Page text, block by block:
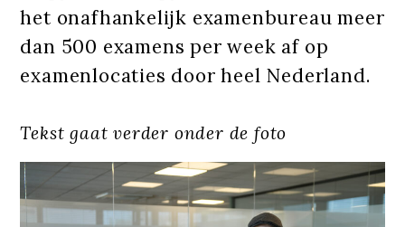
het onafhankelijk examenbureau meer
dan 500 examens per week af op
examenlocaties door heel Nederland.
Tekst gaat verder onder de foto